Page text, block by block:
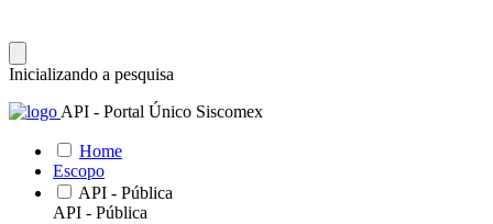
Inicializando a pesquisa
API - Portal Único Siscomex
Home
Escopo
API - Pública
API - Pública